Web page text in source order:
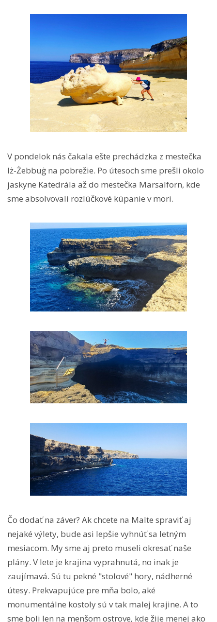
V pondelok nás čakala ešte prechádzka z mestečka
Iż-Żebbuġ na pobrežie. Po útesoch sme prešli okolo
jaskyne Katedrála až do mestečka Marsalforn, kde
sme absolvovali rozlúčkové kúpanie v mori.
Čo dodať na záver? Ak chcete na Malte spraviť aj
nejaké výlety, bude asi lepšie vyhnúť sa letným
mesiacom. My sme aj preto museli okresať naše
plány. V lete je krajina vyprahnutá, no inak je
zaujímavá. Sú tu pekné "stolové" hory, nádherné
útesy. Prekvapujúce pre mňa bolo, aké
monumentálne kostoly sú v tak malej krajine. A to
sme boli len na menšom ostrove, kde žije menej ako